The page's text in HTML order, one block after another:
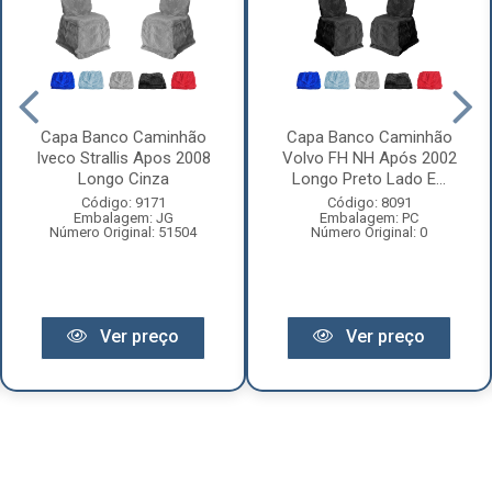
Capa Banco Caminhão
Iveco Strallis Apos 2008
Longo Cinza
Código: 9171
Embalagem: JG
Número Original: 51504
Ver preço
Capa Banco Caminhão
Volvo FH NH Após 2002
Longo Preto Lado E...
Código: 8091
Embalagem: PC
Número Original: 0
Ver preço